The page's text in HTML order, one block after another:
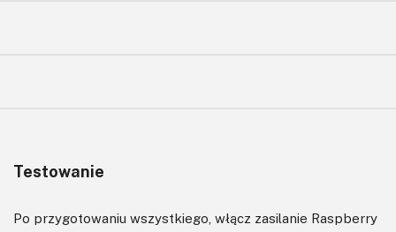
Testowanie
Po przygotowaniu wszystkiego, włącz zasilanie Raspberry